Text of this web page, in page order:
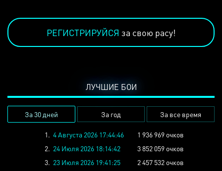
РЕГИСТРИРУЙСЯ за свою расу!
ЛУЧШИЕ БОИ
За 30 дней За год За все время
1. 4 Августа 2026 17:44:46
1 936 969 очков
2. 24 Июля 2026 18:14:42
3 852 059 очков
3. 23 Июля 2026 19:41:25
2 457 532 очков